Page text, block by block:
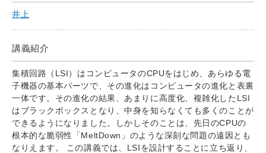
井上
講義紹介
集積回路（LSI）はコンピュータのCPUをはじめ、あらゆる電
子機器の基本パーツで、その進化はコンピュータの進化と表裏
一体です。その進化の結果、あまりに高度化、複雑化したLSI
はブラックボックスとなり、中身を知らなくても多くのことが
できるようになりました。しかしそのことは、先日のCPUの
根本的な脆弱性「MeltDown」のような深刻な問題の遠因とも
なりえます。 この講義では、LSIを設計することに立ち返り、